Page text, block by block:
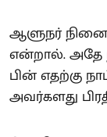
ஆளுநர்
என்றால். அதே
பின் எதற்கு
அவர்களது